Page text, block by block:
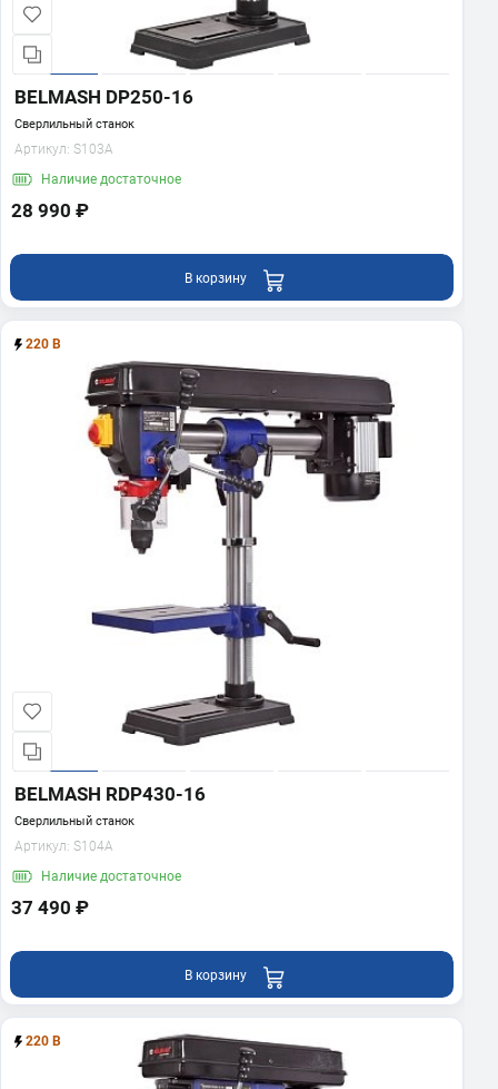
BELMASH DP250-16
Сверлильный станок
Артикул: S103A
Наличие достаточное
28 990 ₽
В корзину
220 В
BELMASH RDP430-16
Сверлильный станок
Артикул: S104A
Наличие достаточное
37 490 ₽
В корзину
220 В